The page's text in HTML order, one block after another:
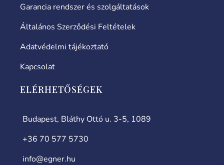
Garancia rendszer és szolgáltatások
Általános Szerződési Feltételek
Adatvédelmi tájékoztató
Kapcsolat
ELÉRHETŐSÉGEK
Budapest, Bláthy Ottó u. 3-5, 1089
+36 70 577 5730
info@egner.hu